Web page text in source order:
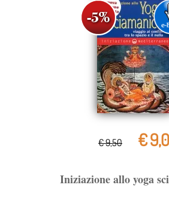
€ 9,50 €
Iniziazione allo yoga